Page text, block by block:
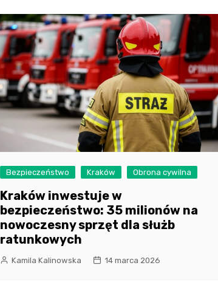
Bezpieczeństwo Kraków Obrona cywilna
Kraków inwestuje w
bezpieczeństwo: 35 milionów na
nowoczesny sprzęt dla służb
ratunkowych
Kamila Kalinowska 14 marca 2026